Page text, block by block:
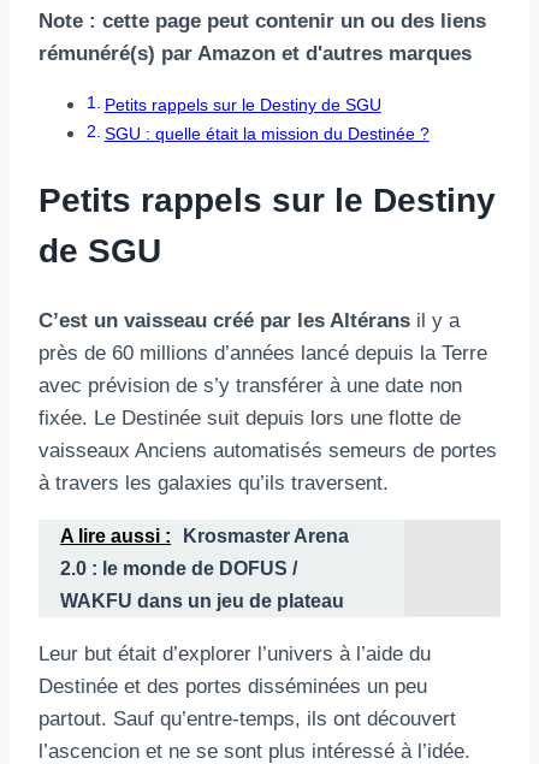
Note : cette page peut contenir un ou des liens
rémunéré(s) par Amazon et d'autres marques
Petits rappels sur le Destiny de SGU
SGU : quelle était la mission du Destinée ?
Petits rappels sur le Destiny
de SGU
C’est un vaisseau créé par les Altérans il y a
près de 60 millions d’années lancé depuis la Terre
avec prévision de s’y transférer à une date non
fixée. Le Destinée suit depuis lors une flotte de
vaisseaux Anciens automatisés semeurs de portes
à travers les galaxies qu’ils traversent.
A lire aussi :
Krosmaster Arena
2.0 : le monde de DOFUS /
WAKFU dans un jeu de plateau
Leur but était d’explorer l’univers à l’aide du
Destinée et des portes disséminées un peu
partout. Sauf qu’entre-temps, ils ont découvert
l’ascencion et ne se sont plus intéressé à l’idée.